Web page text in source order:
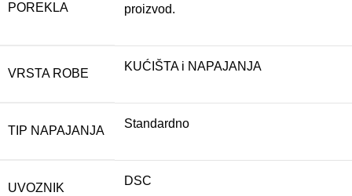
POREKLA
proizvod.
VRSTA ROBE
KUĆIŠTA i NAPAJANJA
TIP NAPAJANJA
Standardno
UVOZNIK
DSC